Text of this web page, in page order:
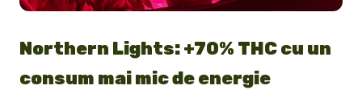
Northern Lights: +70% THC cu un
consum mai mic de energie